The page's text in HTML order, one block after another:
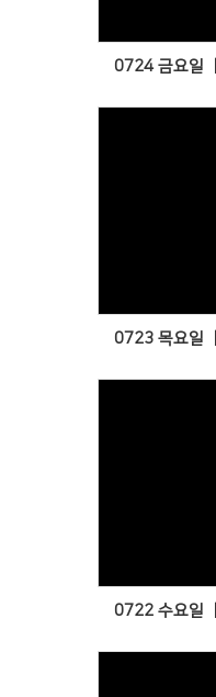
0724 금요일
0723 목요일
0722 수요일